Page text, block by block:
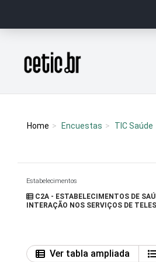
Página inicial
Home Encuestas TIC Saúde
Estabelecimentos
C2A - ESTABELECIMENTOS DE
INTERAÇÃO NOS SERVIÇOS DE
Ver tabla ampliada